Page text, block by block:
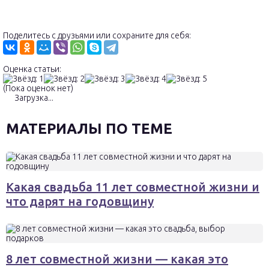
Поделитесь с друзьями или сохраните для себя:
Оценка статьи:
(Пока оценок нет)
Загрузка...
МАТЕРИАЛЫ ПО ТЕМЕ
Какая свадьба 11 лет совместной жизни и
что дарят на годовщину
8 лет совместной жизни — какая это